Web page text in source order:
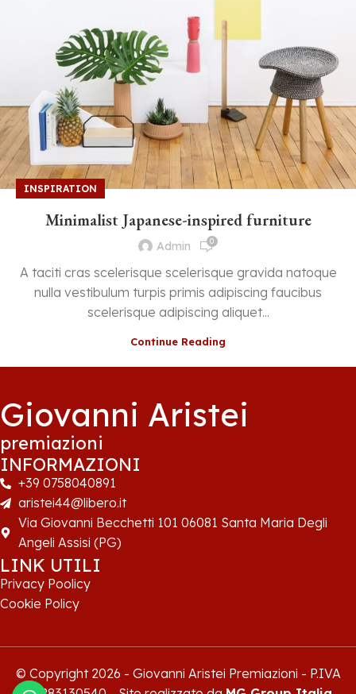
INSPIRATION
Minimalist Japanese-inspired furniture
Admin 0
A taciti cras scelerisque scelerisque gravida natoque
nulla vestibulum turpis primis adipiscing faucibus
scelerisque adipiscing aliquet...
Continue Reading
Giovanni Aristei
premiazioni
INFORMAZIONI
+39 0758040891
aristei44@libero.it
Via Giovanni Becchetti 101 06081 Santa Maria Degli
Angeli Assisi (PG)
LINK UTILI
Privacy Poolicy
Cookie Policy
© Copyright 2026 - Giovanni Aristei Premiazioni - P.IVA